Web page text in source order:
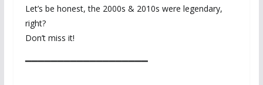
Let’s be honest, the 2000s & 2010s were legendary,
right?
Don’t miss it!
▔▔▔▔▔▔▔▔▔▔▔▔▔▔▔▔▔▔▔